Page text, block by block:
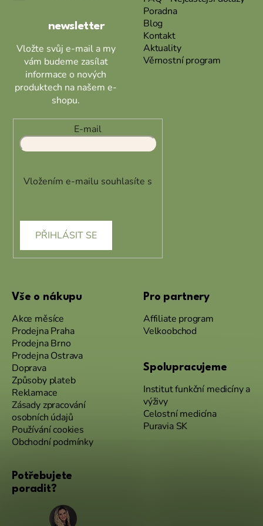
newsletter
Vložte svůj e-mail a my
vám budeme zasílat
informace o nových
produktech na našem e-
shopu.
E-mail
Vložením e-mailu souhlasíte s
PŘIHLÁSIT SE
Poradna
Blog
Kontakt
Aktuality
Věrnostní program
Vše o nákupu
Akce měsíce
Prodejna Praha
Prodejna Brno
Prodejna Ostrava
Doprava
Způsoby plateb
Reklamace
Zásady zpracování
osobních údajů
Používání cookies
Obchodní podmínky
Pro partnery
Affiliate program
Velkoobchod
Spolupracujeme
Institut funkční medicíny a
výživy
Celostní medicína
Puravia SK
Potřebujete
poradit?